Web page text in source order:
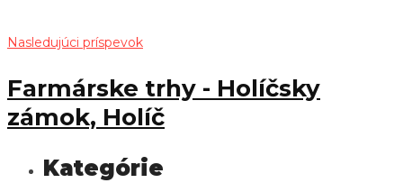
Nasledujúci príspevok
Farmárske trhy - Holíčsky
zámok, Holíč